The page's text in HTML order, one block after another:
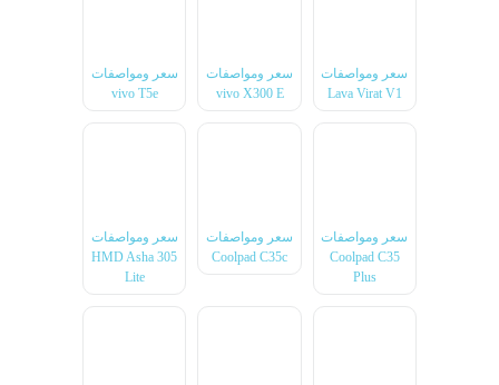
سعر ومواصفات
Lava Virat V1
سعر ومواصفات
vivo X300 E
سعر ومواصفات
vivo T5e
سعر ومواصفات
Coolpad C35
Plus
سعر ومواصفات
Coolpad C35c
سعر ومواصفات
HMD Asha 305
Lite